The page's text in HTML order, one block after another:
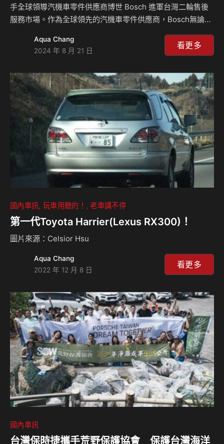
手全球領導汽機車零件供應商博世 Bosch 進軍台灣二輪售後
服務市場。作為全球領先的汽機車零件供應商，Bosch無論在
用 AGM 電池、摩托車用鋰鐵電池、剎車油以及 Bosch 火星
塞與後續眾多產品，為台灣的摩托車消費者提供了更多高品質
吸收並均勻分布在極板上，得以降低內阻來提高反應效率，使
啟動更加迅速。此外，AGM電池100%防漏液且無需加水，隨
裝即用，極大地方便了客戶使用。該電池的壽命也相當長，比
傳統鉛酸電池高出四倍的深循環…
Aqua Chang
2024 年 8 月 21 日
看更多
國內車訊 玩車用聽的！ 老車講不停
第一代Toyota Harrier(Lexus RX300)！
圖片來源：Celsior Hsu
Aqua Chang
2022 年 12 月 8 日
看更多
國內車訊
台灣保時捷攜手荒野保護協會 保護台灣海洋